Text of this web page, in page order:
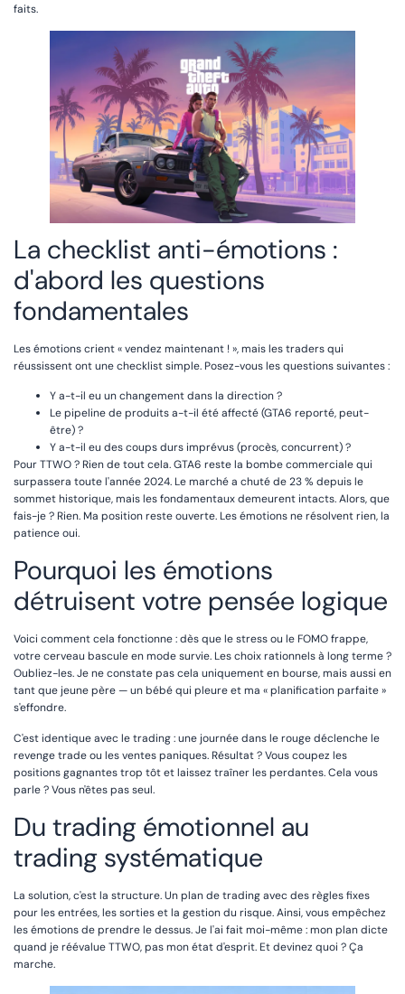
faits.
La checklist anti-émotions :
d'abord les questions
fondamentales
Les émotions crient « vendez maintenant ! », mais les traders qui
réussissent ont une checklist simple. Posez-vous les questions suivantes :
Y a-t-il eu un changement dans la direction ?
Le pipeline de produits a-t-il été affecté (GTA6 reporté, peut-
être) ?
Y a-t-il eu des coups durs imprévus (procès, concurrent) ?
Pour TTWO ? Rien de tout cela. GTA6 reste la bombe commerciale qui
surpassera toute l'année 2024. Le marché a chuté de 23 % depuis le
sommet historique, mais les fondamentaux demeurent intacts. Alors, que
fais-je ? Rien. Ma position reste ouverte. Les émotions ne résolvent rien, la
patience oui.
Pourquoi les émotions
détruisent votre pensée logique
Voici comment cela fonctionne : dès que le stress ou le FOMO frappe,
votre cerveau bascule en mode survie. Les choix rationnels à long terme ?
Oubliez-les. Je ne constate pas cela uniquement en bourse, mais aussi en
tant que jeune père — un bébé qui pleure et ma « planification parfaite »
s'effondre.
C'est identique avec le trading : une journée dans le rouge déclenche le
revenge trade ou les ventes paniques. Résultat ? Vous coupez les
positions gagnantes trop tôt et laissez traîner les perdantes. Cela vous
parle ? Vous n'êtes pas seul.
Du trading émotionnel au
trading systématique
La solution, c'est la structure. Un plan de trading avec des règles fixes
pour les entrées, les sorties et la gestion du risque. Ainsi, vous empêchez
les émotions de prendre le dessus. Je l'ai fait moi-même : mon plan dicte
quand je réévalue TTWO, pas mon état d'esprit. Et devinez quoi ? Ça
marche.